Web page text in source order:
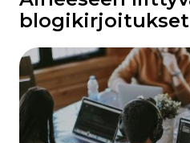
blogikirjoitukset